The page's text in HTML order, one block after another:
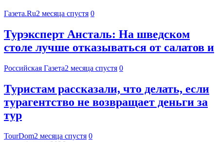
Газета.Ru2 месяца спустя 0
Турэксперт Ансталь: На шведском
столе лучше отказываться от салатов и
Российская Газета2 месяца спустя 0
Туристам рассказали, что делать, если
турагентство не возвращает деньги за
тур
TourDom2 месяца спустя 0